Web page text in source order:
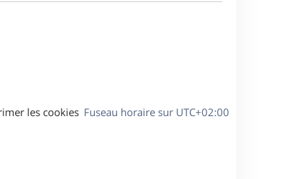
Fuseau horaire sur UTC+02:00
les cookies